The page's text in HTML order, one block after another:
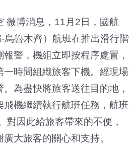
微博消息，11月2日，國航
烏魯木齊）航班在推出滑行階
警，機組立即按程序處置，
一時間組織旅客下機。經現場
為盡快將旅客送往目的地，
飛機繼續執行航班任務，航班
對因此給旅客帶來的不便，
大旅客的關心和支持。